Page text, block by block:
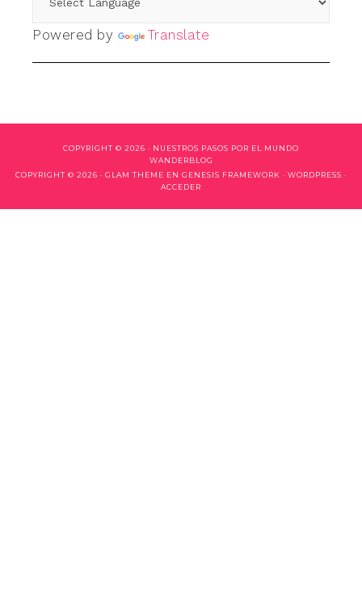
Powered by Translate
COPYRIGHT © 2026 · NUESTROS PASOS POR EL MUNDO
WANDERBLOG
COPYRIGHT © 2026 · GLAM THEME EN GENESIS FRAMEWORK · WORDPRESS ·
ACCEDER